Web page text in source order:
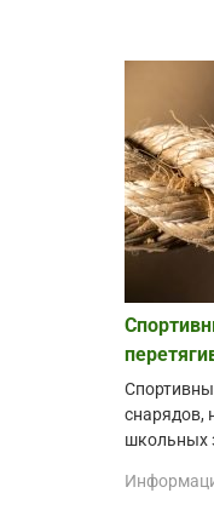
снарядов,
школьных